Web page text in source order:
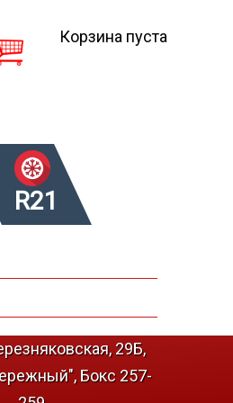
Корзина пуста
R21
29Б,
Бокс 257-